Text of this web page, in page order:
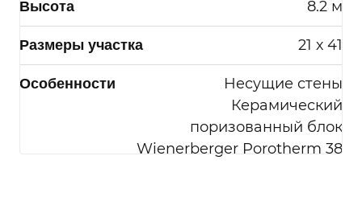
Высота 8.2 м
Размеры участка 21 х 41
Особенности
Несущие стены
Керамический
поризованный блок
Wienerberger Porotherm 38
или в течение сроков хранения
обработку моих
персональных данных